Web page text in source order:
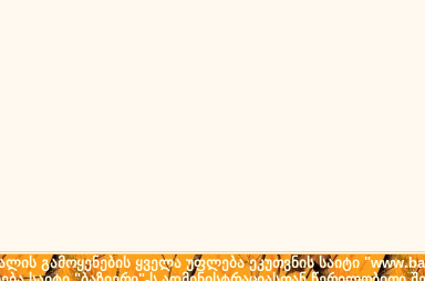
გამოყენების ყველა უფლება ეკუთვნის საიტი